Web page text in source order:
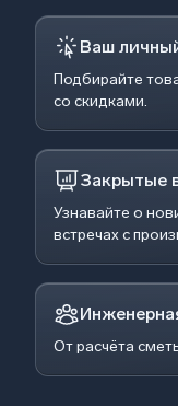
Ваш
Подбирайте
со скидками.
Закрытые
Узнавайте о
встречах с
От расчёта